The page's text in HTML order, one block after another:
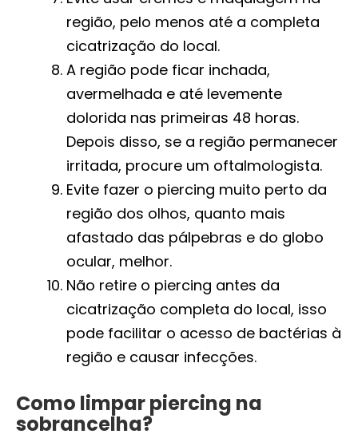
região, pelo menos até a completa
cicatrização do local.
A região pode ficar inchada,
avermelhada e até levemente
dolorida nas primeiras 48 horas.
Depois disso, se a região permanecer
irritada, procure um oftalmologista.
Evite fazer o piercing muito perto da
região dos olhos, quanto mais
afastado das pálpebras e do globo
ocular, melhor.
Não retire o piercing antes da
cicatrização completa do local, isso
pode facilitar o acesso de bactérias à
região e causar infecções.
Como limpar piercing na
sobrancelha?